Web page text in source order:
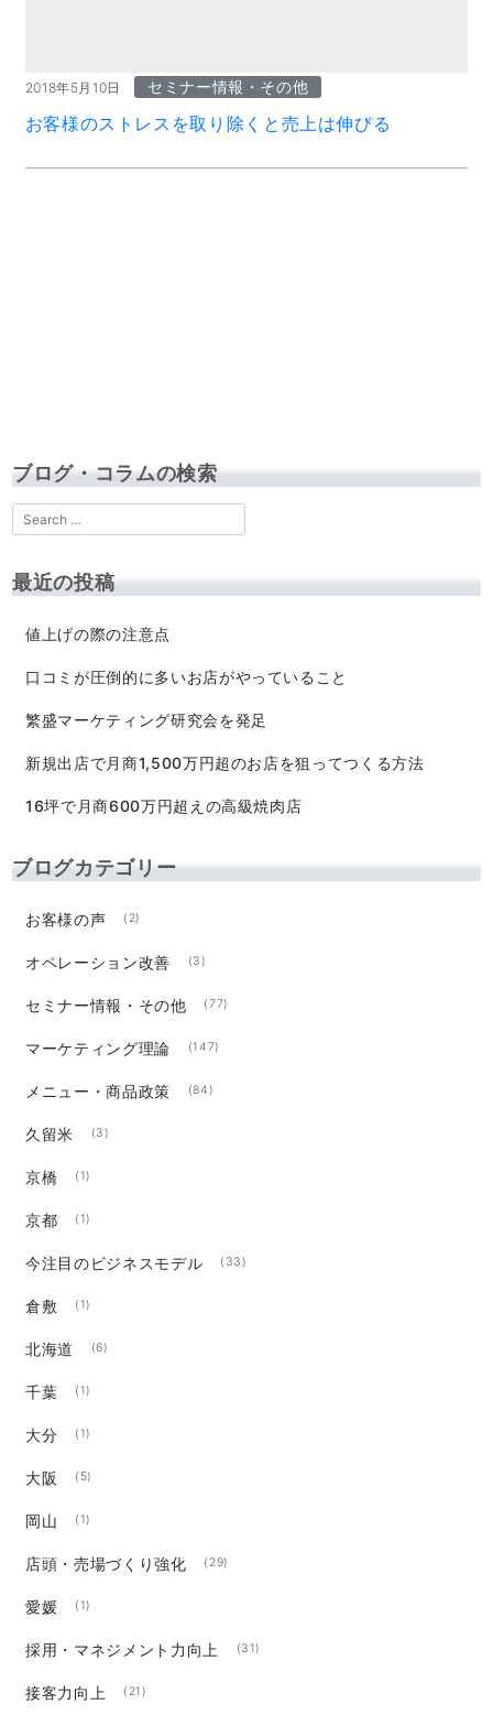
2018年5月10日 セミナー情報・その他
お客様のストレスを取り除くと売上は伸びる
ブログ・コラムの検索
最近の投稿
値上げの際の注意点
口コミが圧倒的に多いお店がやっていること
繁盛マーケティング研究会を発足
新規出店で月商1,500万円超のお店を狙ってつくる方法
16坪で月商600万円超えの高級焼肉店
ブログカテゴリー
お客様の声 (2)
オペレーション改善 (3)
セミナー情報・その他 (77)
マーケティング理論 (147)
メニュー・商品政策 (84)
久留米 (3)
京橋 (1)
京都 (1)
今注目のビジネスモデル (33)
倉敷 (1)
北海道 (6)
千葉 (1)
大分 (1)
大阪 (5)
岡山 (1)
店頭・売場づくり強化 (29)
愛媛 (1)
採用・マネジメント力向上 (31)
接客力向上 (21)